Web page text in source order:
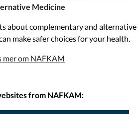
Medicine
about complementary and alternative
make safer choices for your health.
mer om NAFKAM
from NAFKAM: